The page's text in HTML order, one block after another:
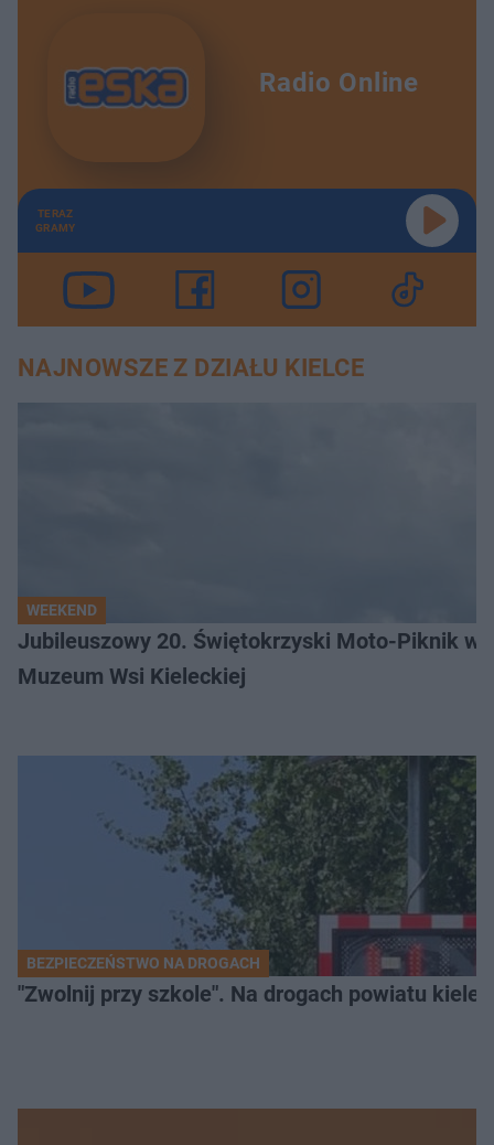
Radio Online
TERAZ
GRAMY
NAJNOWSZE Z DZIAŁU KIELCE
WEEKEND
Jubileuszowy 20. Świętokrzyski Moto-Piknik w
Muzeum Wsi Kieleckiej
BEZPIECZEŃSTWO NA DROGACH
"Zwolnij przy szkole". Na drogach powiatu